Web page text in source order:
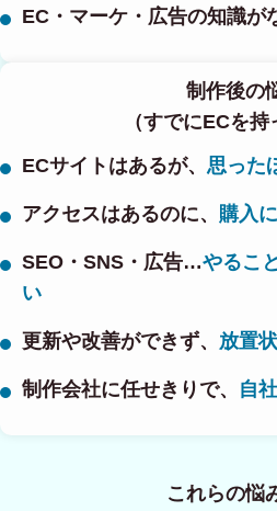
EC・マーケ・広告の知識が
制作後の
（すでにECを持
ECサイトはあるが、 思った
アクセスはあるのに、 購入
SEO・SNS・広告…やるこ
い
更新や改善ができず、 放置
制作会社に任せきりで、 自
これらの悩